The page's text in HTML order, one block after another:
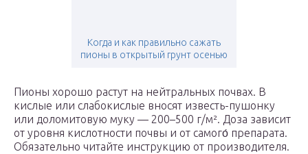
Когда и как правильно сажать
пионы в открытый грунт осенью
Пионы хорошо растут на нейтральных почвах. В
кислые или слабокислые вносят известь-пушонку
или доломитовую муку — 200–500 г/м². Доза зависит
от уровня кислотности почвы и от самого́ препарата.
Обязательно читайте инструкцию от производителя.